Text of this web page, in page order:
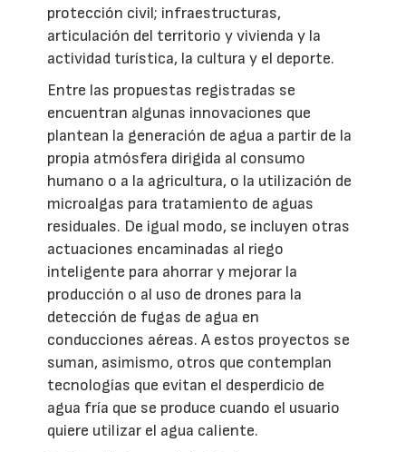
protección civil; infraestructuras,
articulación del territorio y vivienda y la
actividad turística, la cultura y el deporte.
Entre las propuestas registradas se
encuentran algunas innovaciones que
plantean la generación de agua a partir de la
propia atmósfera dirigida al consumo
humano o a la agricultura, o la utilización de
microalgas para tratamiento de aguas
residuales. De igual modo, se incluyen otras
actuaciones encaminadas al riego
inteligente para ahorrar y mejorar la
producción o al uso de drones para la
detección de fugas de agua en
conducciones aéreas. A estos proyectos se
suman, asimismo, otros que contemplan
tecnologías que evitan el desperdicio de
agua fría que se produce cuando el usuario
quiere utilizar el agua caliente.